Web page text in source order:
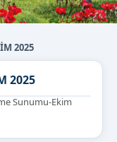
2025
2025
Sunumu-Ekim